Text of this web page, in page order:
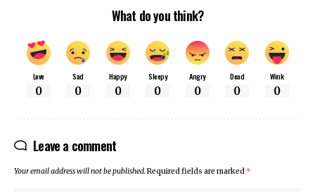
What do you think?
Love
0
Sad
0
Happy
0
Sleepy
0
Angry
0
Dead
0
Wink
0
Leave a comment
Your email address will not be published.Required fields are marked *